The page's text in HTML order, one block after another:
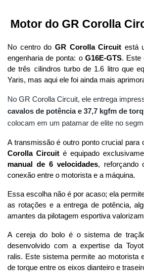
Motor do GR Corolla
No centro do GR Corolla Circuit está
engenharia de ponta: o G16E-GTS. Este
de três cilindros turbo de 1.6 litro que
Yaris, mas aqui ele foi ainda mais
No GR Corolla Circuit, ele entrega
cavalos de potência e 37,7 kgfm de
colocam em um patamar de elite no
A transmissão é outro ponto crucial para
Corolla Circuit é equipado
manual de 6 velocidades, reforçando
conexão entre o motorista e a máquina.
Essa escolha não é por acaso; ela
as rotações e a entrega de potência,
amantes da pilotagem esportiva
A cereja do bolo é o sistema de
desenvolvido com a expertise da
ralis. Este sistema permite ao motorista
de torque entre os eixos dianteiro e